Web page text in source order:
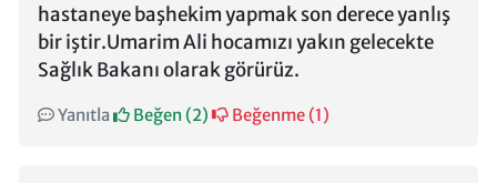
hastaneye başhekim yapmak son derece yanlış
bir iştir.Umarim Ali hocamızı yakın gelecekte
Sağlık Bakanı olarak görürüz.
Yanıtla Beğen (2) Beğenme (1)